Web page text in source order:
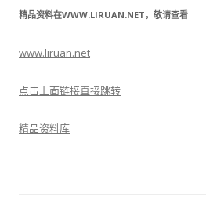
精品资料在WWW.LIRUAN.NET，敬请查看
www.liruan.net
点击上面链接直接跳转
精品资料库